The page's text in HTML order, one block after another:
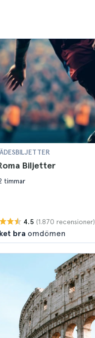
Biljetter
timmar
4.5 (1.870 recensioner)
bra omdömen